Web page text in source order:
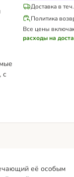
с
Доставка в
Политика
Все цены
расходы на
её особым